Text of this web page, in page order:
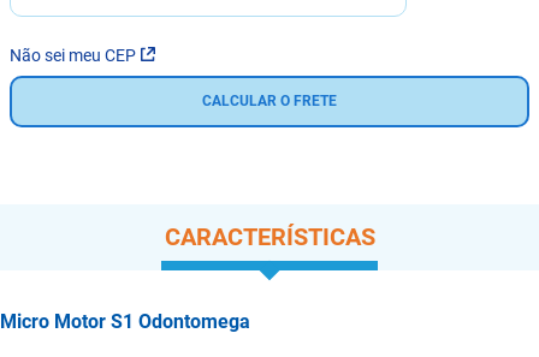
Não sei meu CEP
CALCULAR O FRETE
CARACTERÍSTICAS
Micro Motor S1 Odontomega